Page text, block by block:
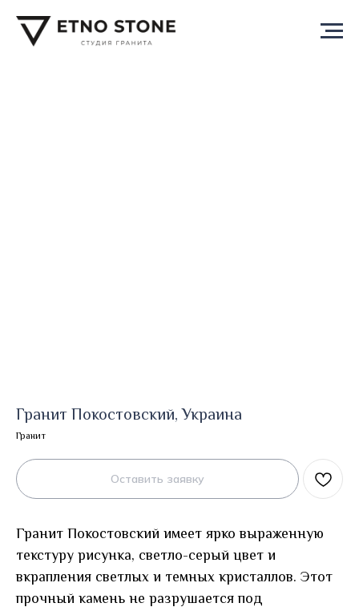
Гранит Покостовский, Украина
Гранит
Оставить заявку
Гранит Покостовский имеет ярко выраженную
текстуру рисунка, светло-серый цвет и
вкрапления светлых и темных кристаллов. Этот
прочный камень не разрушается под